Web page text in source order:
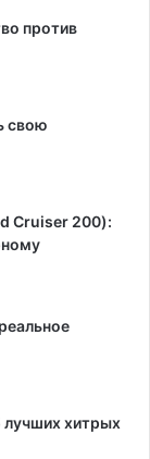
против
свою
Cruiser 200):
лучших хитрых